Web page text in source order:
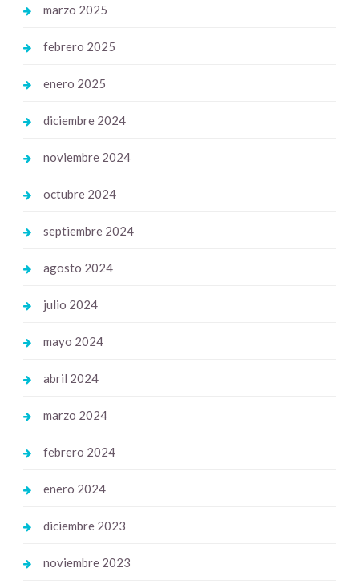
marzo 2025
febrero 2025
enero 2025
diciembre 2024
noviembre 2024
octubre 2024
septiembre 2024
agosto 2024
julio 2024
mayo 2024
abril 2024
marzo 2024
febrero 2024
enero 2024
diciembre 2023
noviembre 2023